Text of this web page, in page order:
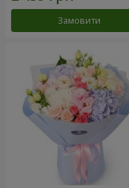
Замовити